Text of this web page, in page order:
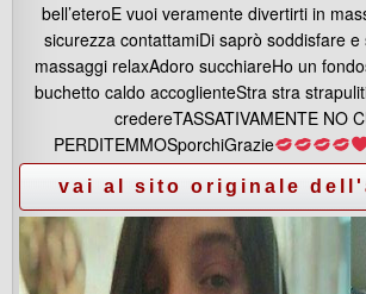
bell’eteroE vuoi veramente divertirti in
sicurezza contattamiDi saprò soddisfare
massaggi relaxAdoro succhiareHo un
buchetto caldo accoglienteStra stra
credereTASSATIVAMENTE NO
PERDITEMMOSporchiGrazie